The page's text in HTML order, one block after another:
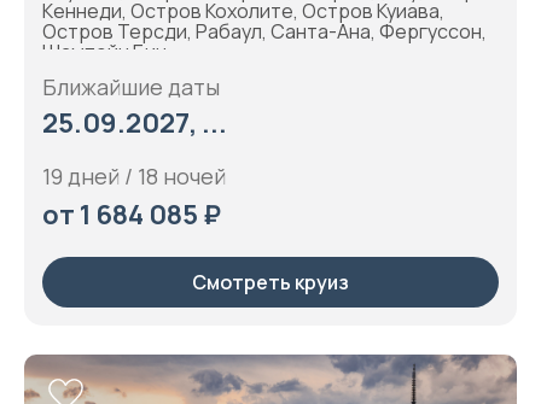
Кеннеди, Остров Кохолите, Остров Куиава,
Остров Терсди, Рабаул, Санта-Ана, Фергуссон,
Шампейн Бич
Ближайшие даты
25.09.2027, ...
19 дней / 18 ночей
от 1 684 085 ₽
Смотреть круиз